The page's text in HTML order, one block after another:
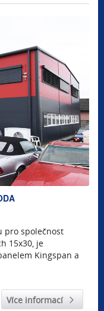
pro společnost
15x30, je
Kingspan a
Více informací